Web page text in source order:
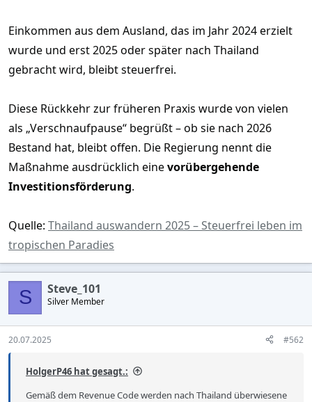
Einkommen aus dem Ausland, das im Jahr 2024 erzielt
wurde und erst 2025 oder später nach Thailand
gebracht wird, bleibt steuerfrei.
Diese Rückkehr zur früheren Praxis wurde von vielen
als „Verschnaufpause“ begrüßt – ob sie nach 2026
Bestand hat, bleibt offen. Die Regierung nennt die
Maßnahme ausdrücklich einevorübergehende
Investitionsförderung.
Quelle: Thailand auswandern 2025 – Steuerfrei leben im
tropischen Paradies
S Steve_101
Silver Member
20.07.2025 #562
HolgerP46 hat gesagt.:
Gemäß dem Revenue Code werden nach Thailand überwiesene